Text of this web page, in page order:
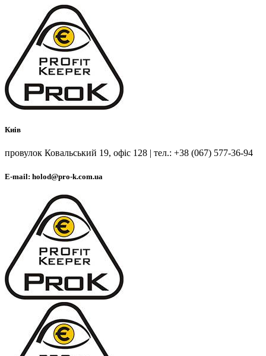
Киів
провулок Ковальський 19, офіс 128 | тел.: +38 (067) 577-36-94
E-mail: holod@pro-k.com.ua